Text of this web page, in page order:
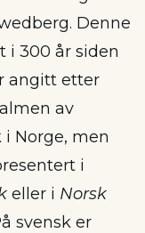
Denne
i 300 år siden
angitt etter
av
Norge, men
i
eller i Norsk
svensk er